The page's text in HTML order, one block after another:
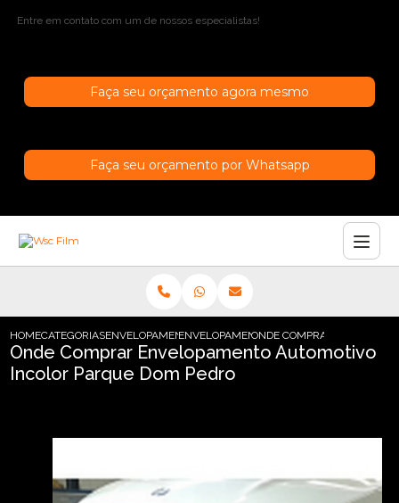
Entre em contato com um de nossos especialistas!
Faça seu orçamento agora mesmo
Faça seu orçamento por Whatsapp
HOMECATEGORIASENVELOPAMENTO AUTOMOTIVO
ENVELOPAMENTO AUTOMOTIVO FOSCO
ONDE COMPRAR
Onde Comprar Envelopamento Automotivo
Incolor Parque Dom Pedro